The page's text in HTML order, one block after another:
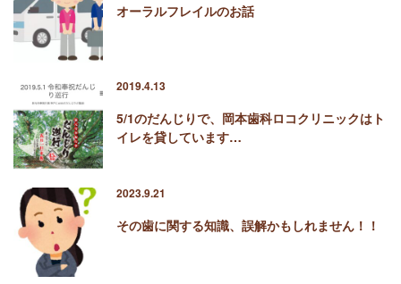
オーラルフレイルのお話
2019.4.13
5/1のだんじりで、岡本歯科ロコクリニックはト
イレを貸しています…
2023.9.21
その歯に関する知識、誤解かもしれません！！